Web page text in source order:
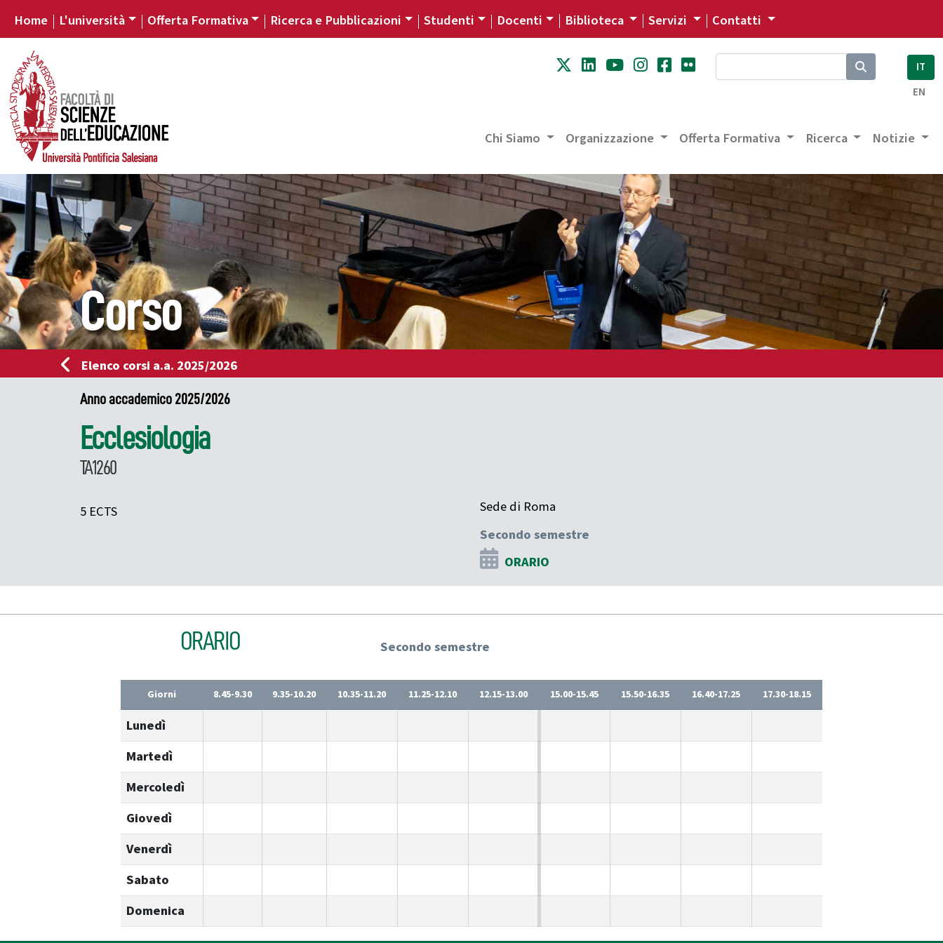
Home L'università Offerta Formativa Ricerca e Pubblicazioni Studenti Docenti Biblioteca Servizi Contatti
IT
EN
Chi Siamo Organizzazione Offerta Formativa Ricerca Notizie
Corso
Elenco corsi a.a. 2025/2026
Anno accademico 2025/2026
Ecclesiologia
TA1260
5 ECTS
Sede di Roma
Secondo semestre
ORARIO
ORARIO Secondo semestre
Giorni 8.45-9.30 9.35-10.20 10.35-11.20 11.25-12.10 12.15-13.00 15.00-15.45 15.50-16.35 16.40-17.25 17.30-18.15
Lunedì
Martedì
Mercoledì
Giovedì
Venerdì
Sabato
Domenica